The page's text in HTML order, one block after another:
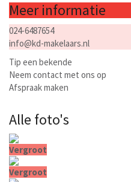
Meer informatie
024-6487654
info@kd-makelaars.nl
Tip een bekende
Neem contact met ons op
Afspraak maken
Alle foto's
Vergroot
Vergroot